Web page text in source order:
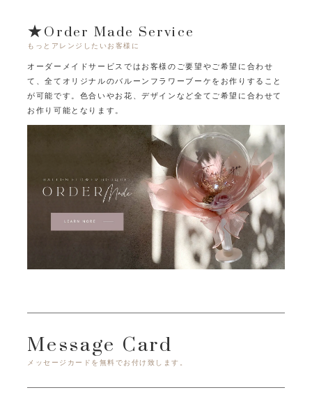
★Order Made Service
もっとアレンジしたいお客様に
オーダーメイドサービスではお客様のご要望やご希望に合わせ
て、全てオリジナルのバルーンフラワーブーケをお作りすること
が可能です。 色合いやお花、デザインなど全てご希望に合わせて
お作り可能となります。
Message Card
メッセージカードを無料でお付け致します。